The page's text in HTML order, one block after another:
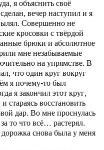
я объяснить своё
вечер наступил и я
Совершенно не
кросовки с твёрдой
брюки и абсолютное
мне незабываемые
на упрямстве. В
что один круг вокруг
я почему-то был
я закончил этот круг,
стараясь восстановить
дар. Во мне проснулась
то что всё… растерял.
снова была у меня